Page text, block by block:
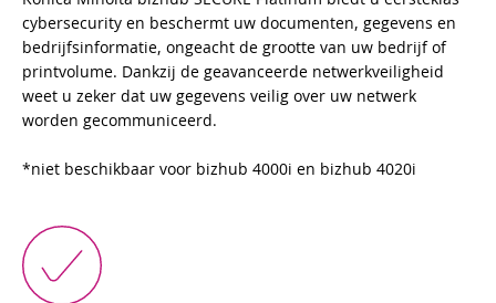
cybersecurity en beschermt uw documenten, gegevens en
bedrijfsinformatie, ongeacht de grootte van uw bedrijf of
printvolume. Dankzij de geavanceerde netwerkveiligheid
weet u zeker dat uw gegevens veilig over uw netwerk
worden gecommuniceerd.
*niet beschikbaar voor bizhub 4000i en bizhub 4020i